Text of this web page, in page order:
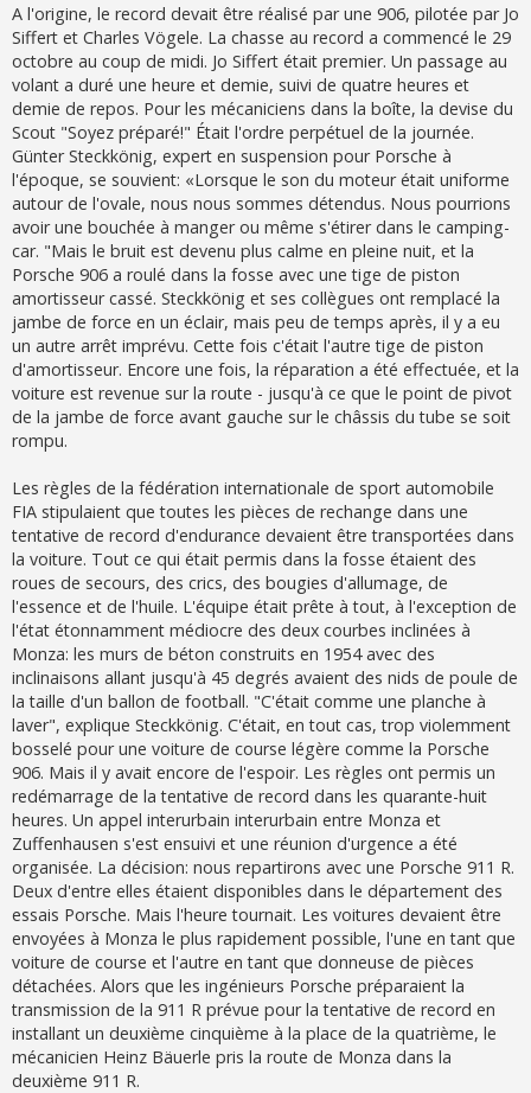
A l'origine, le record devait être réalisé par une 906, pilotée par Jo
Siffert et Charles Vögele. La chasse au record a commencé le 29
octobre au coup de midi. Jo Siffert était premier. Un passage au
volant a duré une heure et demie, suivi de quatre heures et
demie de repos. Pour les mécaniciens dans la boîte, la devise du
Scout "Soyez préparé!" Était l'ordre perpétuel de la journée.
Günter Steckkönig, expert en suspension pour Porsche à
l'époque, se souvient: «Lorsque le son du moteur était uniforme
autour de l'ovale, nous nous sommes détendus. Nous pourrions
avoir une bouchée à manger ou même s'étirer dans le camping-
car. "Mais le bruit est devenu plus calme en pleine nuit, et la
Porsche 906 a roulé dans la fosse avec une tige de piston
amortisseur cassé. Steckkönig et ses collègues ont remplacé la
jambe de force en un éclair, mais peu de temps après, il y a eu
un autre arrêt imprévu. Cette fois c'était l'autre tige de piston
d'amortisseur. Encore une fois, la réparation a été effectuée, et la
voiture est revenue sur la route - jusqu'à ce que le point de pivot
de la jambe de force avant gauche sur le châssis du tube se soit
rompu.
Les règles de la fédération internationale de sport automobile
FIA ​​stipulaient que toutes les pièces de rechange dans une
tentative de record d'endurance devaient être transportées dans
la voiture. Tout ce qui était permis dans la fosse étaient des
roues de secours, des crics, des bougies d'allumage, de
l'essence et de l'huile. L'équipe était prête à tout, à l'exception de
l'état étonnamment médiocre des deux courbes inclinées à
Monza: les murs de béton construits en 1954 avec des
inclinaisons allant jusqu'à 45 degrés avaient des nids de poule de
la taille d'un ballon de football. "C'était comme une planche à
laver", explique Steckkönig. C'était, en tout cas, trop violemment
bosselé pour une voiture de course légère comme la Porsche
906. Mais il y avait encore de l'espoir. Les règles ont permis un
redémarrage de la tentative de record dans les quarante-huit
heures. Un appel interurbain interurbain entre Monza et
Zuffenhausen s'est ensuivi et une réunion d'urgence a été
organisée. La décision: nous repartirons avec une Porsche 911 R.
Deux d'entre elles étaient disponibles dans le département des
essais Porsche. Mais l'heure tournait. Les voitures devaient être
envoyées à Monza le plus rapidement possible, l'une en tant que
voiture de course et l'autre en tant que donneuse de pièces
détachées. Alors que les ingénieurs Porsche préparaient la
transmission de la 911 R prévue pour la tentative de record en
installant un deuxième cinquième à la place de la quatrième, le
mécanicien Heinz Bäuerle pris la route de Monza dans la
deuxième 911 R.